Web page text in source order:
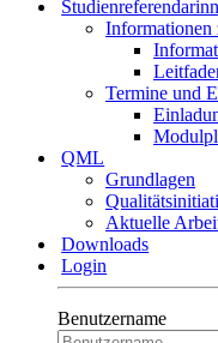
Informationen
Termine und
QML
Grundlagen
Aktuelle
Downloads
Login
Benutzername